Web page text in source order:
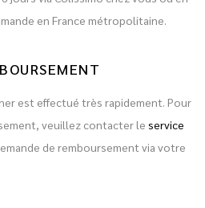
en France métropolitaine.
est effectué très rapidement. Pour
veuillez contacter le service
de remboursement via votre